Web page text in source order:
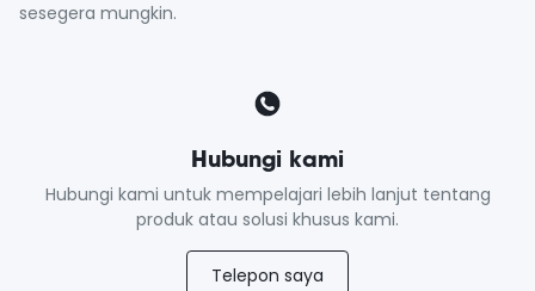
sesegera mungkin.
Hubungi kami
Hubungi kami untuk mempelajari lebih lanjut tentang
produk atau solusi khusus kami.
Telepon saya